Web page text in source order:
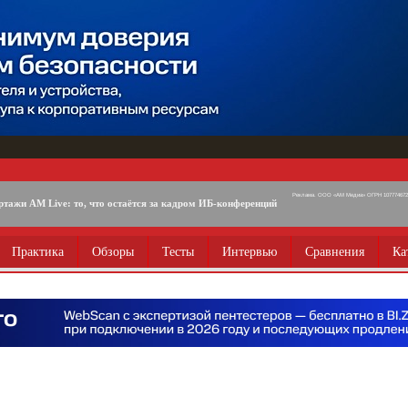
AM Live: то, что остаётся за кадром ИБ-конференций
Реклама. ООО «АМ Медиа» ОГРН
Практика Обзоры Тесты Интервью Сравнения